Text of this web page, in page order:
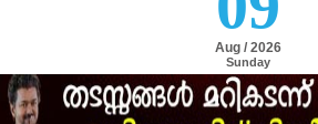
Aug / 2026
Sunday